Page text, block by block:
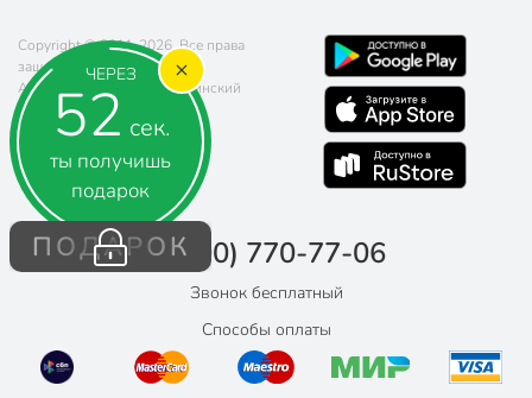
ЧЕРЕЗ
50 сек.
ты получишь
подарок
ПОДАРОК
Copyright © 2011-2026. Все права
защищены.
Адрес: г. Воронеж, ул. Ленинский
проспект 78
Телефон:8 (800) 770-77-06
Почта: sales@poryadok.ru
8 (800) 770-77-06
Звонок бесплатный
Способы оплаты